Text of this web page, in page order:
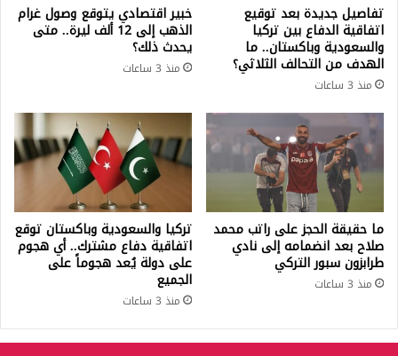
تفاصيل جديدة بعد توقيع
اتفاقية الدفاع بين تركيا
والسعودية وباكستان.. ما
الهدف من التحالف الثلاثي؟
منذ 3 ساعات
خبير اقتصادي يتوقع وصول غرام
الذهب إلى 12 ألف ليرة.. متى
يحدث ذلك؟
منذ 3 ساعات
ما حقيقة الحجز على راتب محمد
صلاح بعد انضمامه إلى نادي
طرابزون سبور التركي
منذ 3 ساعات
تركيا والسعودية وباكستان توقع
اتفاقية دفاع مشترك.. أي هجوم
على دولة يُعد هجوماً على
الجميع
منذ 3 ساعات